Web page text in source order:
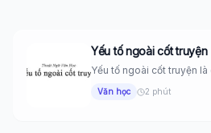
Yếu tố ngoài cốt truyện
Yếu tố ngoài cốt truyện
Văn học 2 phút